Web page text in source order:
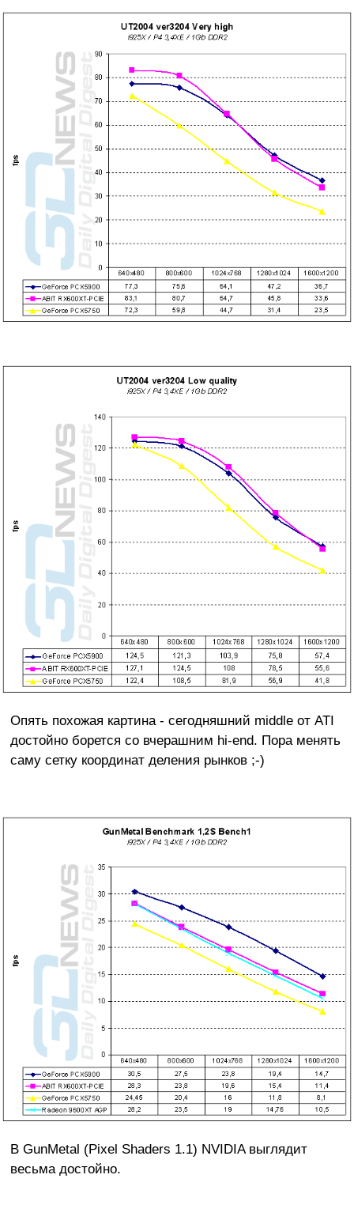
Опять похожая картина - сегодняшний middle от ATI
достойно борется со вчерашним hi-end. Пора менять
саму сетку координат деления рынков ;-)
В GunMetal (Pixel Shaders 1.1) NVIDIA выглядит
весьма достойно.